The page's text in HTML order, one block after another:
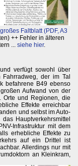
Faltblatt (PDF, A3
++ Fehler in älteren
... siehe hier.
verfügt sowohl über
der im Tal
befahrene B49 ebenso
Aufwand von der
Orte und Regionen, die
Effekte erreichbar
und selbst im Auto-
Hauptverkehrsmittel
Infrastruktur mit dem
erhebliche Effekte zu
auf ein Drittel ist
Allerdings nur mit
an Kleinkram,